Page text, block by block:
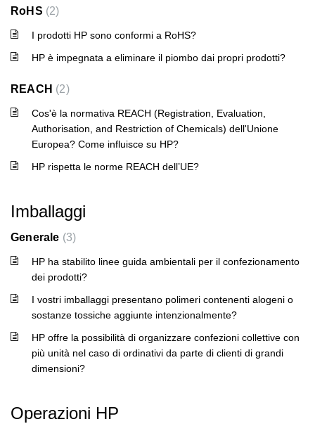
RoHS 2
I prodotti HP sono conformi a RoHS?
HP è impegnata a eliminare il piombo dai propri prodotti?
REACH 2
Cos'è la normativa REACH (Registration, Evaluation,
Authorisation, and Restriction of Chemicals) dell'Unione
Europea? Come influisce su HP?
HP rispetta le norme REACH dell’UE?
Imballaggi
Generale 3
HP ha stabilito linee guida ambientali per il confezionamento
dei prodotti?
I vostri imballaggi presentano polimeri contenenti alogeni o
sostanze tossiche aggiunte intenzionalmente?
HP offre la possibilità di organizzare confezioni collettive con
più unità nel caso di ordinativi da parte di clienti di grandi
dimensioni?
Operazioni HP